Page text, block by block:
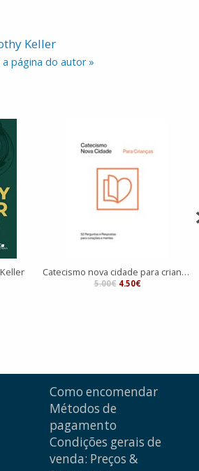
Keller
a página do autor »
Catecismo nova cidade para crianças
5.00€ 4.50€
Como encomendar
Métodos de
pagamento
Condições gerais de
venda: Preços &